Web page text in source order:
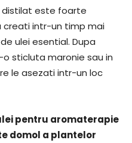
distilat este foarte
creati intr-un timp mai
ulei esential. Dupa
sticluta maronie sau in
le asezati intr-un loc
pentru aromaterapie
domol a plantelor